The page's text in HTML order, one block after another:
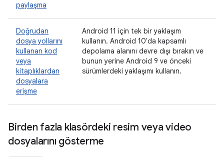
paylaşma
Doğrudan
dosya yollarını
kullanan kod
veya
kitaplıklardan
dosyalara
erişme
Android 11 için tek bir yaklaşım
kullanın. Android 10'da kapsamlı
depolama alanını devre dışı bırakın ve
bunun yerine Android 9 ve önceki
sürümlerdeki yaklaşımı kullanın.
Birden fazla klasördeki resim veya video
dosyalarını gösterme